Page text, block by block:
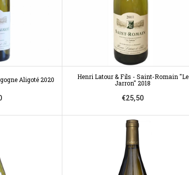
Aligoté 2020
Henri Latour & Fils - Saint-Romain "Le
Jarron" 2018
€25,50